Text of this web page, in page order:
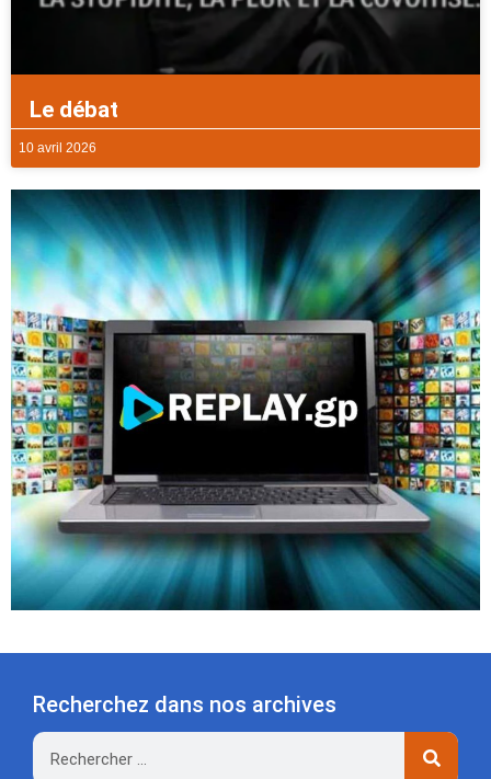
Le débat
10 avril 2026
Recherchez dans nos archives
Rechercher